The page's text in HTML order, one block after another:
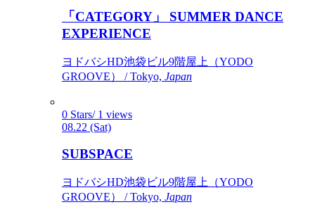
「CATEGORY」 SUMMER DANCE
EXPERIENCE
ヨドバシHD池袋ビル9階屋上（YODO
GROOVE） / Tokyo, Japan
0 Stars/ 1 views
08.22 (Sat)
SUBSPACE
ヨドバシHD池袋ビル9階屋上（YODO
GROOVE） / Tokyo, Japan